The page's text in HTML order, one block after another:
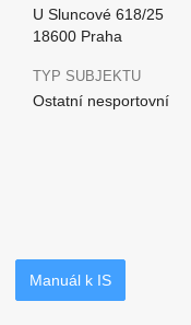
U Sluncové 618/25
18600 Praha
TYP SUBJEKTU
Ostatní nesportovní
Manuál k IS